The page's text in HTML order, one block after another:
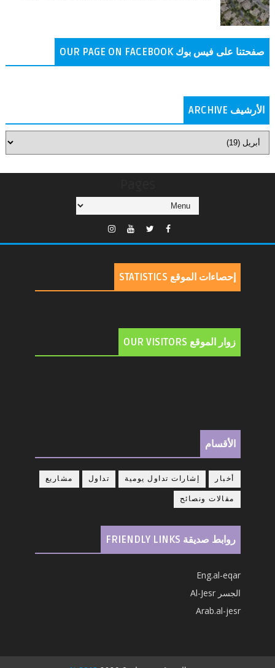
صفحتنا على فيس بوك OUR PAGE ON FACEBOOK
الأرشيف ARCHIVE
إحصاءات الموقع STATISTICS
زوار الموقع OUR VISITORS
الأقسام
أخبار إشارات تداول يومية تداول مشاريع
مقالات ونصائح
روابط صديقة FRIENDLY LINKS
Eng.al-eqar
الجسر Al-Jesr
Arab.al-jesr